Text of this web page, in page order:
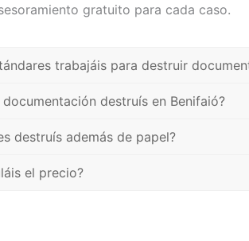
gratuito para cada caso.
trabajáis para destruir
destruís en Benifaió?
destruís además de papel?
el precio?